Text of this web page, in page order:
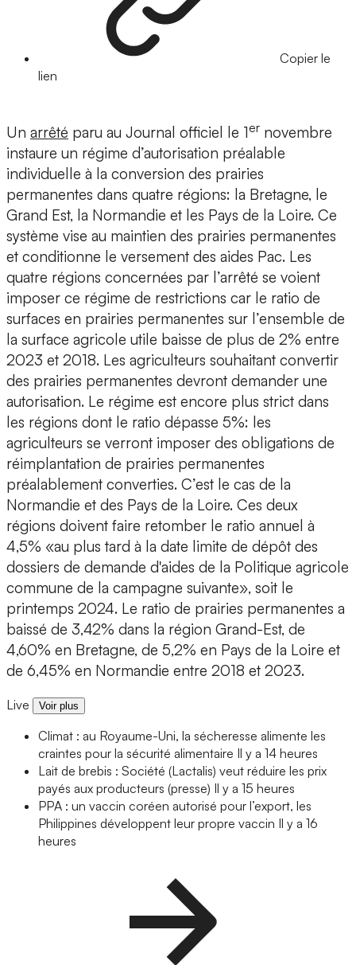
Copier le
lien
Un arrêté paru au Journal officiel le 1er novembre
instaure un régime d’autorisation préalable
individuelle à la conversion des prairies
permanentes dans quatre régions: la Bretagne, le
Grand Est, la Normandie et les Pays de la Loire. Ce
système vise au maintien des prairies permanentes
et conditionne le versement des aides Pac. Les
quatre régions concernées par l’arrêté se voient
imposer ce régime de restrictions car le ratio de
surfaces en prairies permanentes sur l’ensemble de
la surface agricole utile baisse de plus de 2% entre
2023 et 2018. Les agriculteurs souhaitant convertir
des prairies permanentes devront demander une
autorisation. Le régime est encore plus strict dans
les régions dont le ratio dépasse 5%: les
agriculteurs se verront imposer des obligations de
réimplantation de prairies permanentes
préalablement converties. C’est le cas de la
Normandie et des Pays de la Loire. Ces deux
régions doivent faire retomber le ratio annuel à
4,5% «au plus tard à la date limite de dépôt des
dossiers de demande d'aides de la Politique agricole
commune de la campagne suivante», soit le
printemps 2024. Le ratio de prairies permanentes a
baissé de 3,42% dans la région Grand-Est, de
4,60% en Bretagne, de 5,2% en Pays de la Loire et
de 6,45% en Normandie entre 2018 et 2023.
Live Voir plus
Climat : au Royaume-Uni, la sécheresse alimente les
craintes pour la sécurité alimentaire Il y a 14 heures
Lait de brebis : Société (Lactalis) veut réduire les prix
payés aux producteurs (presse) Il y a 15 heures
PPA : un vaccin coréen autorisé pour l’export, les
Philippines développent leur propre vaccin Il y a 16
heures